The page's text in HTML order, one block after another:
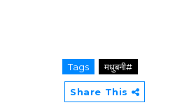
Tags मधुबनी#
Share This